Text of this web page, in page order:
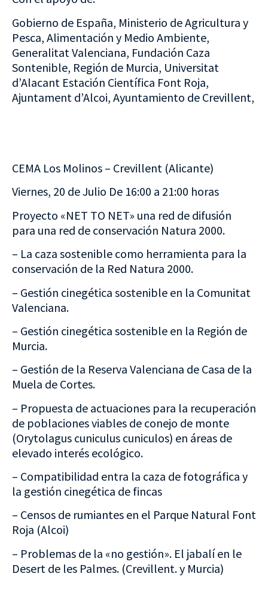
Gobierno de España, Ministerio de Agricultura y
Pesca, Alimentación y Medio Ambiente,
Generalitat Valenciana, Fundación Caza
Sontenible, Región de Murcia, Universitat
d’Alacant Estación Científica Font Roja,
Ajuntament d’Alcoi, Ayuntamiento de Crevillent,
CEMA Los Molinos – Crevillent (Alicante)
Viernes, 20 de Julio De 16:00 a 21:00 horas
Proyecto «NET TO NET» una red de difusión
para una red de conservación Natura 2000.
– La caza sostenible como herramienta para la
conservación de la Red Natura 2000.
– Gestión cinegética sostenible en la Comunitat
Valenciana.
– Gestión cinegética sostenible en la Región de
Murcia.
– Gestión de la Reserva Valenciana de Casa de la
Muela de Cortes.
– Propuesta de actuaciones para la recuperación
de poblaciones viables de conejo de monte
(Orytolagus cuniculus cuniculos) en áreas de
elevado interés ecológico.
– Compatibilidad entra la caza de fotográfica y
la gestión cinegética de fincas
– Censos de rumiantes en el Parque Natural Font
Roja (Alcoi)
– Problemas de la «no gestión». El jabalí en le
Desert de les Palmes. (Crevillent. y Murcia)